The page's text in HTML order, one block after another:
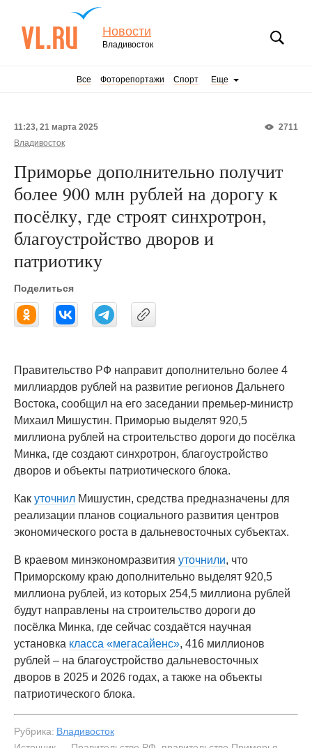
Новости
Владивосток
Все Фоторепортажи Спорт Еще
2711
11:23, 21 марта 2025
Владивосток
Приморье дополнительно получит
более 900 млн рублей на дорогу к
посёлку, где строят синхротрон,
благоустройство дворов и
патриотику
Поделиться
Правительство РФ направит дополнительно более 4
миллиардов рублей на развитие регионов Дальнего
Востока, сообщил на его заседании премьер-министр
Михаил Мишустин. Приморью выделят 920,5
миллиона рублей на строительство дороги до посёлка
Минка, где создают синхротрон, благоустройство
дворов и объекты патриотического блока.
Как уточнил Мишустин, средства предназначены для
реализации планов социального развития центров
экономического роста в дальневосточных субъектах.
В краевом минэкономразвития уточнили, что
Приморскому краю дополнительно выделят 920,5
миллиона рублей, из которых 254,5 миллиона рублей
будут направлены на строительство дороги до
посёлка Минка, где сейчас создаётся научная
установка класса «мегасайенс», 416 миллионов
рублей – на благоустройство дальневосточных
дворов в 2025 и 2026 годах, а также на объекты
патриотического блока.
Рубрика: Владивосток